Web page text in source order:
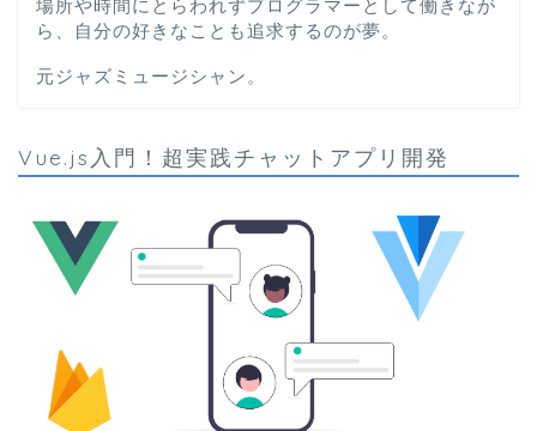
場所や時間にとらわれずプログラマーとして働きなが
ら、自分の好きなことも追求するのが夢。
元ジャズミュージシャン。
Vue.js入門！超実践チャットアプリ開発